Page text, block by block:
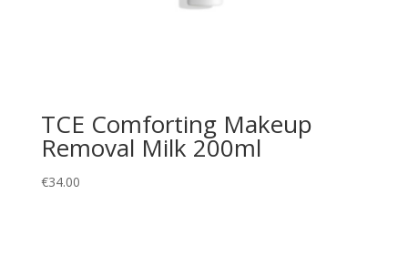
TCE Comforting Makeup
Removal Milk 200ml
€34.00